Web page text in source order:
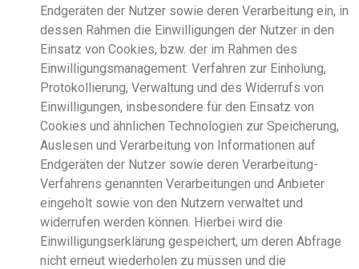
Endgeräten der Nutzer sowie deren Verarbeitung ein, in
dessen Rahmen die Einwilligungen der Nutzer in den
Einsatz von Cookies, bzw. der im Rahmen des
Einwilligungsmanagement: Verfahren zur Einholung,
Protokollierung, Verwaltung und des Widerrufs von
Einwilligungen, insbesondere für den Einsatz von
Cookies und ähnlichen Technologien zur Speicherung,
Auslesen und Verarbeitung von Informationen auf
Endgeräten der Nutzer sowie deren Verarbeitung-
Verfahrens genannten Verarbeitungen und Anbieter
eingeholt sowie von den Nutzern verwaltet und
widerrufen werden können. Hierbei wird die
Einwilligungserklärung gespeichert, um deren Abfrage
nicht erneut wiederholen zu müssen und die